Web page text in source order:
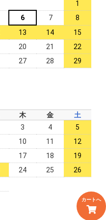
カートへ
1
6 7
8
13 14
15
20 21
22
27 28
29
木 金
土
3 4
5
10 11
12
17 18
19
24 25
26